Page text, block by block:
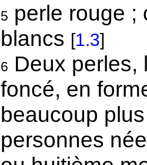
5 perle rouge ;
blancs [1.3]
6 Deux perles,
foncé, en
beaucoup
personnes